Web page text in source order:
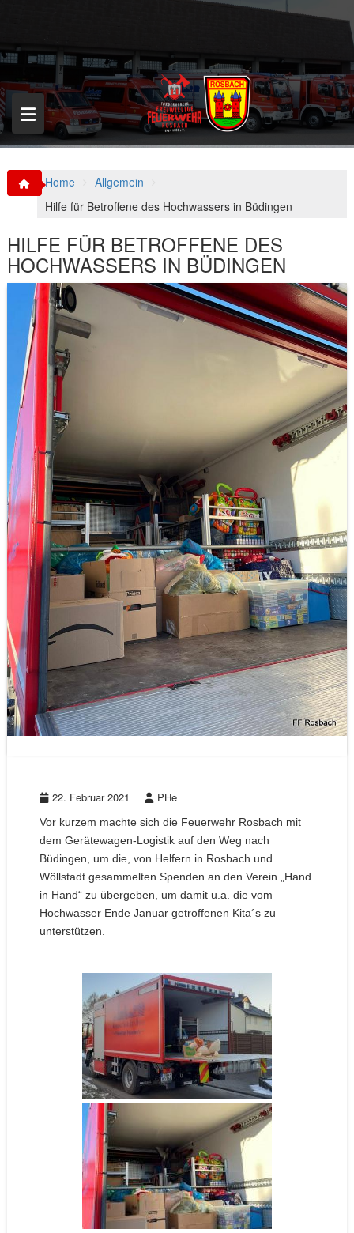
p
o
c
o
n
t
Home
Allgemein
Hilfe für Betroffene des Hochwassers in Büdingen
HILFE FÜR BETROFFENE DES
HOCHWASSERS IN BÜDINGEN
22. Februar 2021 PHe
Vor kurzem machte sich die Feuerwehr Rosbach mit
dem Gerätewagen-Logistik auf den Weg nach
Büdingen, um die, von Helfern in Rosbach und
Wöllstadt gesammelten Spenden an den Verein „Hand
in Hand“ zu übergeben, um damit u.a. die vom
Hochwasser Ende Januar getroffenen Kita´s zu
unterstützen.